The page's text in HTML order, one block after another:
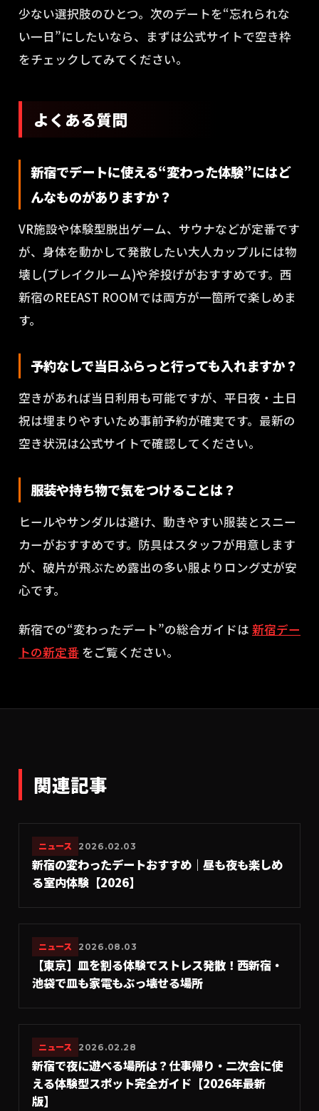
少ない選択肢のひとつ。次のデートを“忘れられな
い一日”にしたいなら、まずは公式サイトで空き枠
をチェックしてみてください。
よくある質問
新宿でデートに使える“変わった体験”にはど
んなものがありますか？
VR施設や体験型脱出ゲーム、サウナなどが定番です
が、身体を動かして発散したい大人カップルには物
壊し(ブレイクルーム)や斧投げがおすすめです。西
新宿のREEAST ROOMでは両方が一箇所で楽しめま
す。
予約なしで当日ふらっと行っても入れますか？
空きがあれば当日利用も可能ですが、平日夜・土日
祝は埋まりやすいため事前予約が確実です。最新の
空き状況は公式サイトで確認してください。
服装や持ち物で気をつけることは？
ヒールやサンダルは避け、動きやすい服装とスニー
カーがおすすめです。防具はスタッフが用意します
が、破片が飛ぶため露出の多い服よりロング丈が安
心です。
新宿での“変わったデート”の総合ガイドは 新宿デー
トの新定番 をご覧ください。
関連記事
ニュース 2026.02.03
新宿の変わったデートおすすめ｜昼も夜も楽しめ
る室内体験【2026】
ニュース 2026.08.03
【東京】皿を割る体験でストレス発散！西新宿・
池袋で皿も家電もぶっ壊せる場所
ニュース 2026.02.28
新宿で夜に遊べる場所は？仕事帰り・二次会に使
える体験型スポット完全ガイド【2026年最新
版】